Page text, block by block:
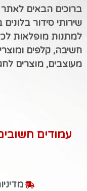
ברוכים הבאים
שירותי סידור
למתנות מופלאות
חשיבה, קלפים
מעוצבים, מוצרים
עמודים